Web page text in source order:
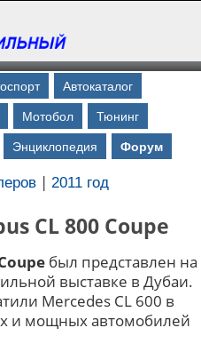
Автокаталог
Мотобол Тюнинг
Энциклопедия Форум
| 2011 год
CL 800 Coupe
был представлен на
выставке в Дубаи.
Mercedes CL 600 в
и мощных автомобилей